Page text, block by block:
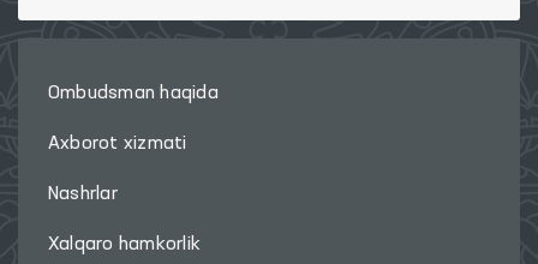
Ombudsman haqida
Axborot xizmati
Nashrlar
Xalqaro hamkorlik